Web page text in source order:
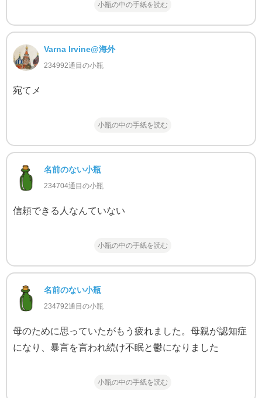
小瓶の中の手紙を読む
Varna Irvine@海外
234992通目の小瓶
宛てメ
小瓶の中の手紙を読む
名前のない小瓶
234704通目の小瓶
信頼できる人なんていない
小瓶の中の手紙を読む
名前のない小瓶
234792通目の小瓶
母のために思っていたがもう疲れました。母親が認知症
になり、暴言を言われ続け不眠と鬱になりました
小瓶の中の手紙を読む